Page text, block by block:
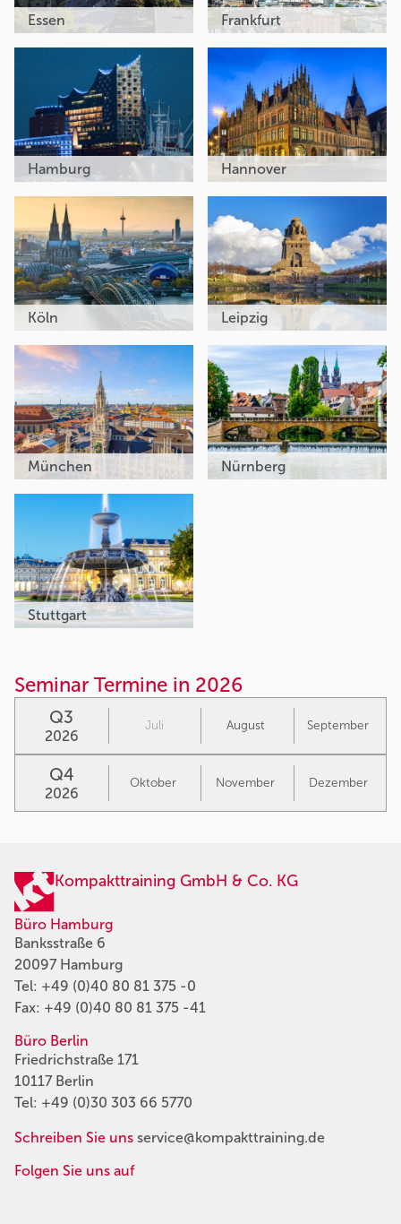
Essen Frankfurt
Hamburg Hannover
Köln Leipzig
München Nürnberg
Stuttgart
Seminar Termine in 2026
Q3
2026
Juli August September
Q4
2026
Oktober November Dezember
Kompakttraining GmbH & Co. KG
Büro Hamburg
Banksstraße 6
20097 Hamburg
Tel: +49 (0)40 80 81 375 -0
Fax: +49 (0)40 80 81 375 -41
Büro Berlin
Friedrichstraße 171
10117 Berlin
Tel: +49 (0)30 303 66 5770
Schreiben Sie uns service@kompakttraining.de
Folgen Sie uns auf